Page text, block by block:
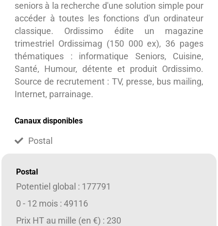
seniors à la recherche d'une solution simple pour
accéder à toutes les fonctions d'un ordinateur
classique. Ordissimo édite un magazine
trimestriel Ordissimag (150 000 ex), 36 pages
thématiques : informatique Seniors, Cuisine,
Santé, Humour, détente et produit Ordissimo.
Source de recrutement : TV, presse, bus mailing,
Internet, parrainage.
Canaux disponibles
Postal
Postal
Potentiel global : 177791
0 - 12 mois : 49116
Prix HT au mille (en €) : 230